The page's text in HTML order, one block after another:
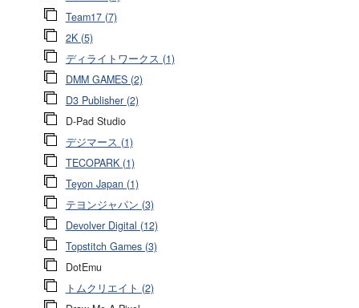
Team17 (7)
2K (5)
ディライトワークス (1)
DMM GAMES (2)
D3 Publisher (2)
D-Pad Studio
デジマース (1)
TECOPARK (1)
Teyon Japan (1)
テヨンジャパン (3)
Devolver Digital (12)
Topstitch Games (3)
DotEmu
トムクリエイト (2)